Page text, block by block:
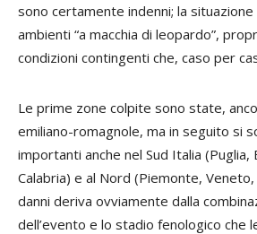
sono certamente indenni; la
ambienti “a macchia di leopardo”,
condizioni contingenti che, caso per
Le prime zone colpite sono state,
emiliano-romagnole, ma in seguito si
importanti anche nel Sud Italia (Puglia,
Calabria) e al Nord (Piemonte,
danni deriva ovviamente dalla
dell’evento e lo stadio fenologico che